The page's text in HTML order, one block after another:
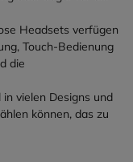
Headsets verfügen
Touch-Bedienung
die
vielen Designs und
können, das zu